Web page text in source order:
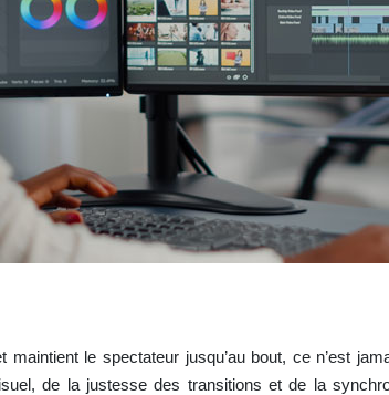
maintient le spectateur jusqu’au bout, ce n’est
de la justesse des transitions et de la